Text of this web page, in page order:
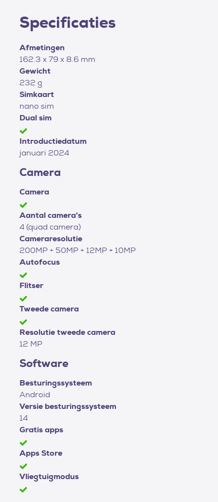
Specificaties
Afmetingen
162.3 x 79 x 8.6 mm
Gewicht
232 g
Simkaart
nano sim
Dual sim
Introductiedatum
januari 2024
Camera
Camera
Aantal camera's
4 (quad camera)
Cameraresolutie
200MP + 50MP + 12MP + 10MP
Autofocus
Flitser
Tweede camera
Resolutie tweede camera
12 MP
Software
Besturingssysteem
Android
Versie besturingssysteem
14
Gratis apps
Apps Store
Vliegtuigmodus